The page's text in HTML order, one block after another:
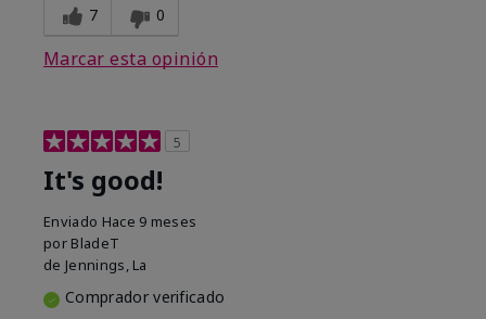
7 0
Marcar esta opinión
5
It's good!
Enviado Hace 9 meses
por BladeT
de Jennings, La
Comprador verificado